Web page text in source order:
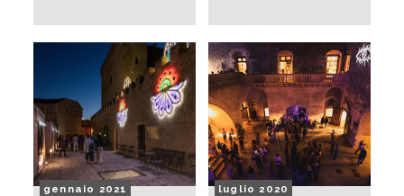
gennaio 2021 luglio 2020